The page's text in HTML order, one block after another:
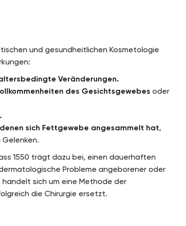
und gesundheitlichen Kosmetologie
Veränderungen.
des Gesichtsgewebes oder
sich Fettgewebe angesammelt hat,
1550 trägt dazu bei, einen dauerhaften
Probleme angeborener oder
sich um eine Methode der
die Chirurgie ersetzt.